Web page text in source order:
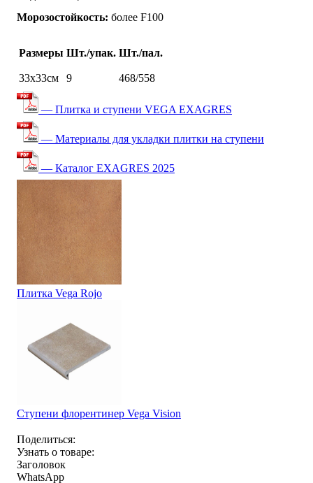
Морозостойкость: более F100
Размеры Шт./упак. Шт./пал.
33х33см 9 468/558
— Плитка и ступени VEGA EXAGRES
— Материалы для укладки плитки на ступени
— Каталог EXAGRES 2025
Плитка Vega Rojo
Ступени флорентинер Vega Vision
Поделиться:
Узнать о товаре:
Заголовок
WhatsApp